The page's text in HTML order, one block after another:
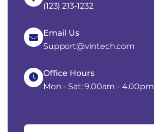
(123) 213-1232
Email Us
Support@vintech.com
Office Hours
Mon - Sat: 9.00am - 4.00pm